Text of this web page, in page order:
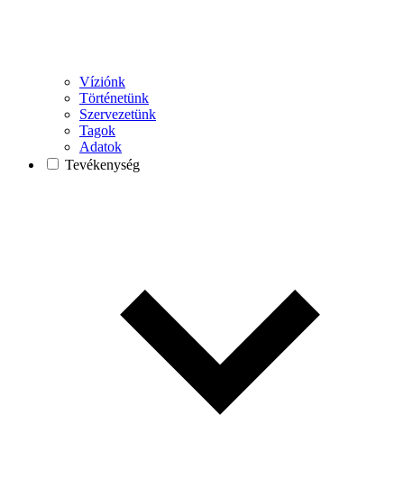
Víziónk
Történetünk
Szervezetünk
Tagok
Adatok
Tevékenység